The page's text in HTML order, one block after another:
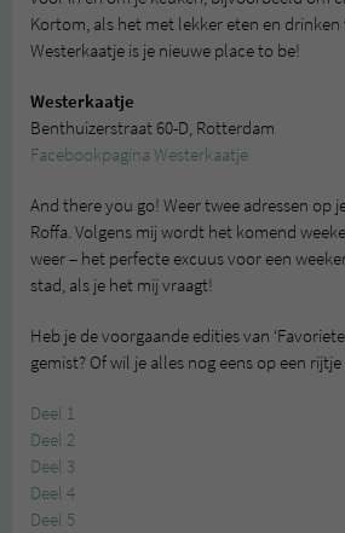
Kortom, als het met lekker eten en drinken
Westerkaatje is je nieuwe place to be!
Westerkaatje
Benthuizerstraat 60-D, Rotterdam
Facebookpagina Westerkaatje
And there you go! Weer twee adressen op
Roffa. Volgens mij wordt het komend
weer – het perfecte excuus voor een
stad, als je het mij vraagt!
Heb je de voorgaande edities van
gemist? Of wil je alles nog eens op een
Deel 1
Deel 2
Deel 3
Deel 4
Deel 5